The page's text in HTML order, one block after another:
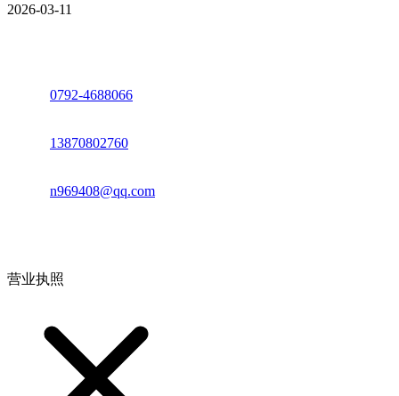
2026-03-11
0792-4688066
13870802760
n969408@qq.com
营业执照